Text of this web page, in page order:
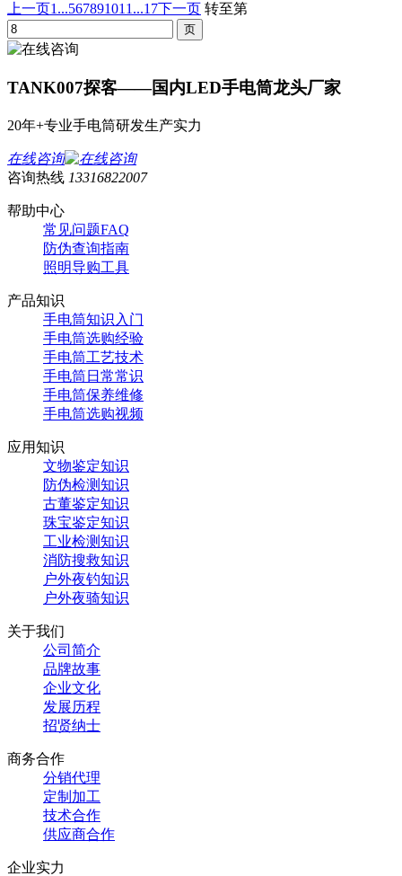
上一页1...567891011 ...17下一页 转至第
TANK007探客——国内LED手电筒龙头厂家
20年+专业手电筒研发生产实力
在线咨询
咨询热线 13316822007
帮助中心
常见问题FAQ
防伪查询指南
照明导购工具
产品知识
手电筒知识入门
手电筒选购经验
手电筒工艺技术
手电筒日常常识
手电筒保养维修
手电筒选购视频
应用知识
文物鉴定知识
防伪检测知识
古董鉴定知识
珠宝鉴定知识
工业检测知识
消防搜救知识
户外夜钓知识
户外夜骑知识
关于我们
公司简介
品牌故事
企业文化
发展历程
招贤纳士
商务合作
分销代理
定制加工
技术合作
供应商合作
企业实力